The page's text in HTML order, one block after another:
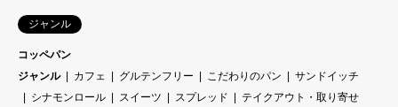
ジャンル
コッペパン
ジャンル
カフェ グルテンフリー こだわりのパン
サンドイッチ
シナモンロール
スイーツ スプレッド
テイクアウト・取り寄せ